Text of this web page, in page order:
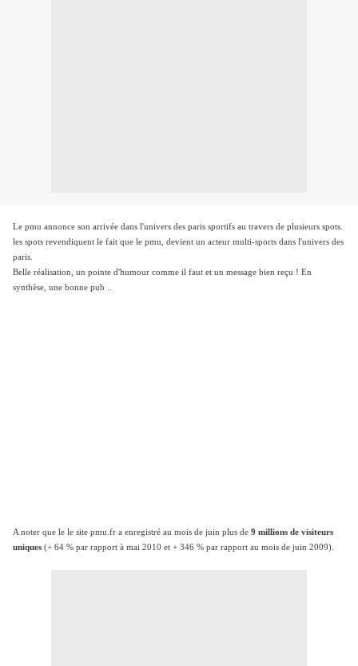
Le pmu annonce son arrivée dans l'univers des paris sportifs au travers de plusieurs spots.
les spots revendiquent le fait que le pmu, devient un acteur multi-sports dans l'univers des
paris.
Belle réalisation, un pointe d'humour comme il faut et un message bien reçu ! En
synthèse, une bonne pub ..
A noter que le le site pmu.fr a enregistré au mois de juin plus de 9 millions de visiteurs
uniques (+ 64 % par rapport à mai 2010 et + 346 % par rapport au mois de juin 2009).